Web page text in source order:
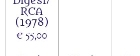
RCA
(1978)
€ 55,00